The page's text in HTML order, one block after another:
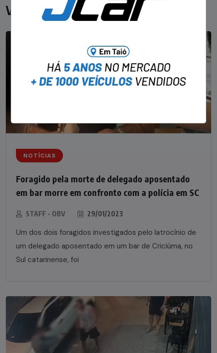
Você pode gostar
NOTÍCIAS
Foragido pela morte de delegado aposentado
em bar morre em confronto com a polícia em SC
STAFF - OBV 29/01/2023
Um dos dois foragidos investigados pelo latrocínio de
um delegado aposentado em um bar de Criciúma, no
Sul catarinense, foi